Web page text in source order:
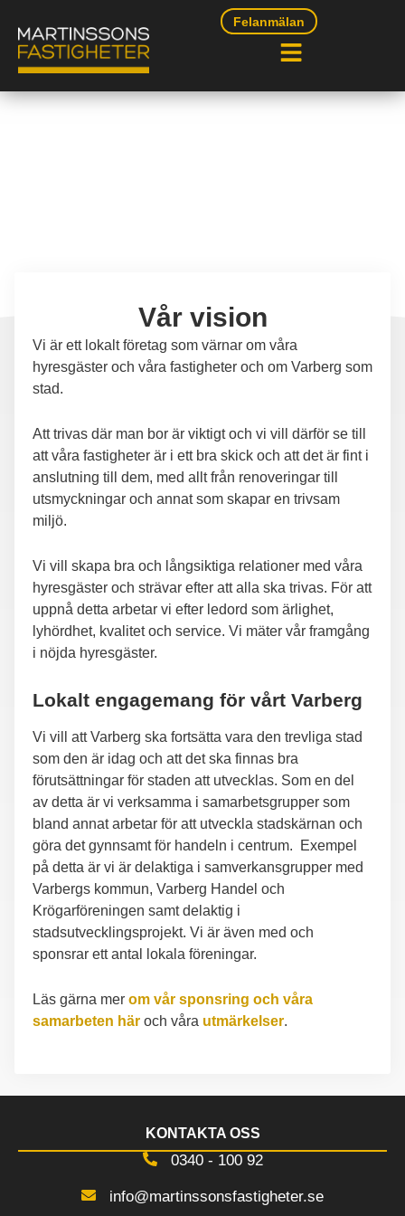
Felanmälan
Vår vision
Vi är ett lokalt företag som värnar om våra
hyresgäster och våra fastigheter och om Varberg som
stad.
Att trivas där man bor är viktigt och vi vill därför se till
att våra fastigheter är i ett bra skick och att det är fint i
anslutning till dem, med allt från renoveringar till
utsmyckningar och annat som skapar en trivsam
miljö.
Vi vill skapa bra och långsiktiga relationer med våra
hyresgäster och strävar efter att alla ska trivas. För att
uppnå detta arbetar vi efter ledord som ärlighet,
lyhördhet, kvalitet och service. Vi mäter vår framgång
i nöjda hyresgäster.
Lokalt engagemang för vårt Varberg
Vi vill att Varberg ska fortsätta vara den trevliga stad
som den är idag och att det ska finnas bra
förutsättningar för staden att utvecklas. Som en del
av detta är vi verksamma i samarbetsgrupper som
bland annat arbetar för att utveckla stadskärnan och
göra det gynnsamt för handeln i centrum. Exempel
på detta är vi är delaktiga i samverkansgrupper med
Varbergs kommun, Varberg Handel och
Krögarföreningen samt delaktig i
stadsutvecklingsprojekt. Vi är även med och
sponsrar ett antal lokala föreningar.
Läs gärna mer om vår sponsring och våra
samarbeten här och våra utmärkelser.
KONTAKTA OSS
0340 - 100 92
info@martinssonsfastigheter.se